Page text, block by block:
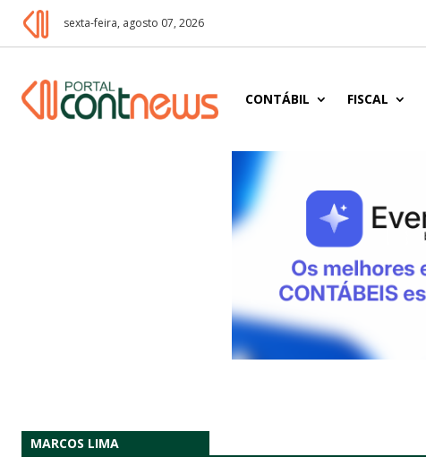
sexta-feira, agosto 07, 2026
CONTÁBIL FISCAL
MARCOS LIMA